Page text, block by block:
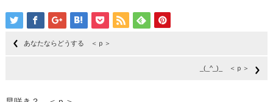
あなたならどうする ＜ｐ＞
_(_^_)_ ＜ｐ＞